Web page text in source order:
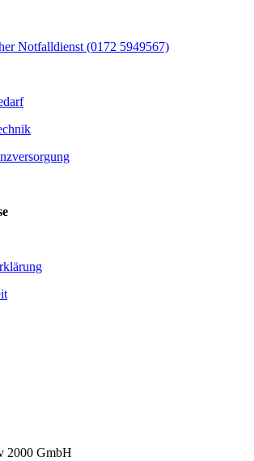
Notfalldienst (0172 5949567)
2000 GmbH